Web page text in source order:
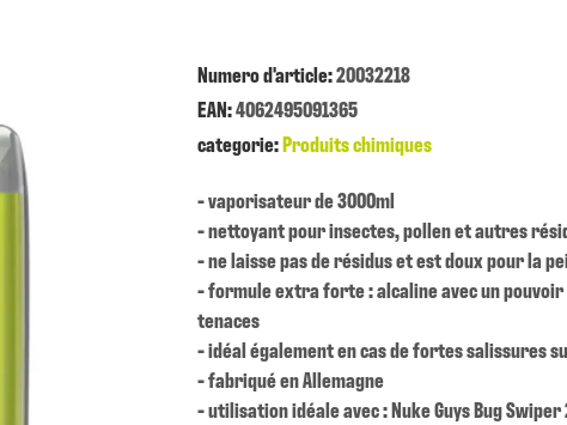
Numero d'article:20032218
EAN:4062495091365
categorie:Produits chimiques
- vaporisateur de 3000ml
- nettoyant pour insectes, pollen et autres
- ne laisse pas de résidus et est doux pour la
- formule extra forte : alcaline avec un
tenaces
- idéal également en cas de fortes salissures
- fabriqué en Allemagne
- utilisation idéale avec : Nuke Guys Bug